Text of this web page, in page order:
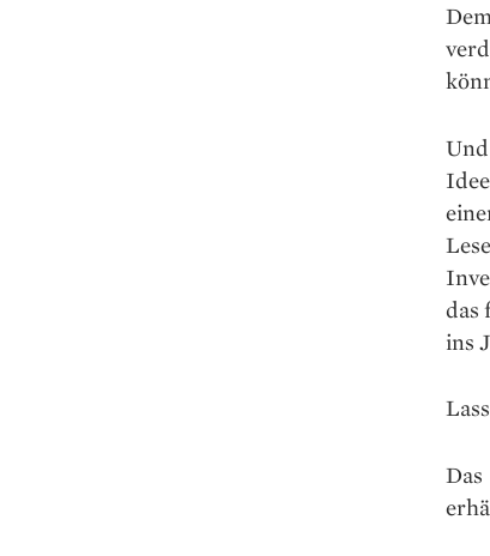
das
ins